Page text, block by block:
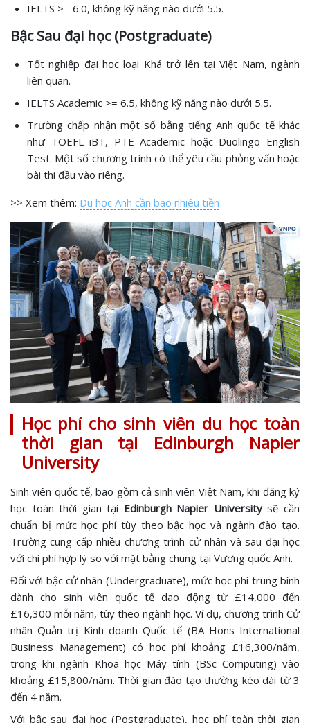
IELTS >= 6.0, không kỹ năng nào dưới 5.5.
Bậc Sau đại học (Postgraduate)
Tốt nghiệp đại học loại Khá trở lên tại Việt Nam, ngành
liên quan.
IELTS Academic >= 6.5, không kỹ năng nào dưới 5.5.
Trường chấp nhận một số bằng tiếng Anh quốc tế khác
như TOEFL iBT, PTE Academic hoặc Duolingo English
Test. Một số chương trình có thể yêu cầu phỏng vấn hoặc
bài thi đầu vào riêng.
>> Xem thêm: Du học Anh cần bao nhiêu tiền
Học phí cho sinh viên du học toàn
thời gian tại Edinburgh Napier
University
Sinh viên quốc tế, bao gồm cả sinh viên Việt Nam, khi đăng ký
học toàn thời gian tại Edinburgh Napier Universitysẽ cần
chuẩn bị mức học phí tùy theo bậc học và ngành đào tạo.
Trường cung cấp nhiều chương trình cử nhân và sau đại học
với chi phí hợp lý so với mặt bằng chung tại Vương quốc Anh.
Đối với bậc cử nhân (Undergraduate), mức học phí trung bình
dành cho sinh viên quốc tế dao động từ £14,000 đến
£16,300 mỗi năm, tùy theo ngành học. Ví dụ, chương trình Cử
nhân Quản trị Kinh doanh Quốc tế (BA Hons International
Business Management) có học phí khoảng £16,300/năm,
trong khi ngành Khoa học Máy tính (BSc Computing) vào
khoảng £15,800/năm. Thời gian đào tạo thường kéo dài từ 3
đến 4 năm.
Với bậc sau đại học (Postgraduate), học phí toàn thời gian